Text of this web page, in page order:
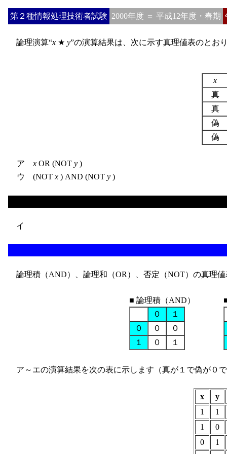
第２種情報処理技術者試験 2000年度 ＝ 平成12年度・春期
論理演算“x ★ y”の演算結果は、次に示す真理値表のとお
x
真
真
偽
偽
ア x OR (NOT y )
ウ (NOT x ) AND (NOT y )
イ
論理積（AND）、論理和（OR）、否定（NOT）の真理
■ 論理積（AND）
０
１
０
０
０
１
０ １
ア～エの演算結果を次の表に示します（真が１で偽が０
x y
1
1
1
0
0
1